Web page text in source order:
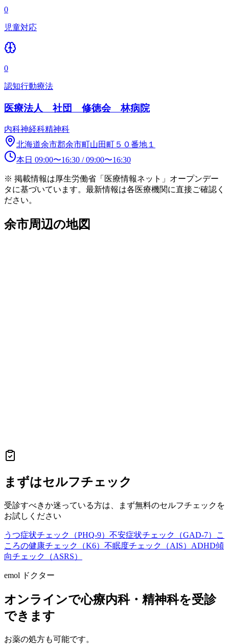
0
児童対応
0
認知行動療法
医療法人 社団 修徳会 林病院
内科神経科精神科
北海道余市郡余市町山田町５０番地１
本日 09:00〜16:30 /09:00〜16:30
※ 掲載情報は厚生労働省「医療情報ネット」オープンデー
タに基づいています。最新情報は各医療機関に直接ご確認く
ださい。
余市周辺の地図
まずはセルフチェック
受診すべきか迷っている方は、まず無料のセルフチェックを
お試しください
うつ症状チェック（PHQ-9） 不安症状チェック（GAD-7）
こ
ころの健康チェック（K6） 不眠度チェック（AIS） ADHD傾
向チェック（ASRS）
emol ドクター
オンラインで心療内科・精神科を受診
できます
お薬の処方も可能です。